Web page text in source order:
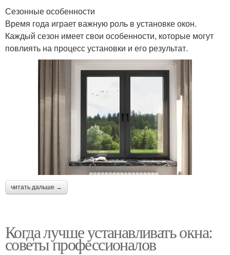
Сезонные особенности
Время года играет важную роль в установке окон.
Каждый сезон имеет свои особенности, которые могут
повлиять на процесс установки и его результат.
читать дальше →
Когда лучше устанавливать окна:
советы профессионалов